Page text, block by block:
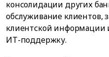
консолидации других
обслуживание клиентов,
клиентской информации
ИТ-поддержку.